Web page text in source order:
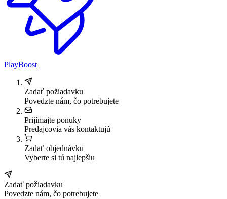
PlayBoost
Zadať požiadavku
Povedzte nám, čo potrebujete
Prijímajte ponuky
Predajcovia vás kontaktujú
Zadať objednávku
Vyberte si tú najlepšiu
Zadať požiadavku
Povedzte nám, čo potrebujete